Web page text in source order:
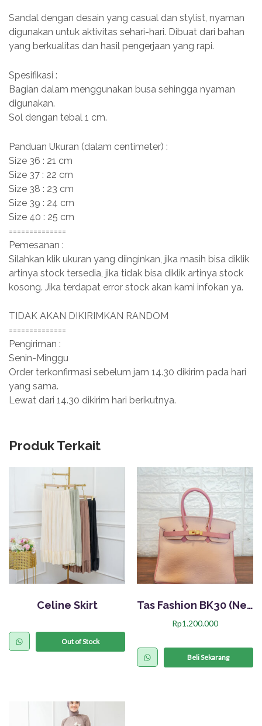
Sandal dengan desain yang casual dan stylist, nyaman
digunakan untuk aktivitas sehari-hari. Dibuat dari bahan
yang berkualitas dan hasil pengerjaan yang rapi.
Spesifikasi :
Bagian dalam menggunakan busa sehingga nyaman
digunakan.
Sol dengan tebal 1 cm.
Panduan Ukuran (dalam centimeter) :
Size 36 : 21 cm
Size 37 : 22 cm
Size 38 : 23 cm
Size 39 : 24 cm
Size 40 : 25 cm
==============
Pemesanan :
Silahkan klik ukuran yang diinginkan, jika masih bisa diklik
artinya stock tersedia, jika tidak bisa diklik artinya stock
kosong. Jika terdapat error stock akan kami infokan ya.
TIDAK AKAN DIKIRIMKAN RANDOM
==============
Pengiriman :
Senin-Minggu
Order terkonfirmasi sebelum jam 14.30 dikirim pada hari
yang sama.
Lewat dari 14.30 dikirim hari berikutnya.
Produk Terkait
Celine Skirt
Out of Stock
Tas Fashion BK30 (Nett)
Rp1.200.000
Beli Sekarang